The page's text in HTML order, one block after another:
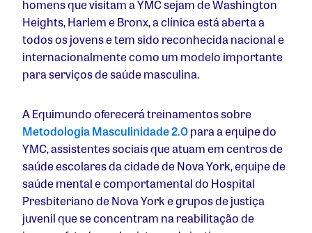
homens que visitam a YMC sejam de Washington
Heights, Harlem e Bronx, a clínica está aberta a
todos os jovens e tem sido reconhecida nacional e
internacionalmente como um modelo importante
para serviços de saúde masculina.
A Equimundo oferecerá treinamentos sobre
Metodologia Masculinidade 2.0para a equipe do
YMC, assistentes sociais que atuam em centros de
saúde escolares da cidade de Nova York, equipe de
saúde mental e comportamental do Hospital
Presbiteriano de Nova York e grupos de justiça
juvenil que se concentram na reabilitação de